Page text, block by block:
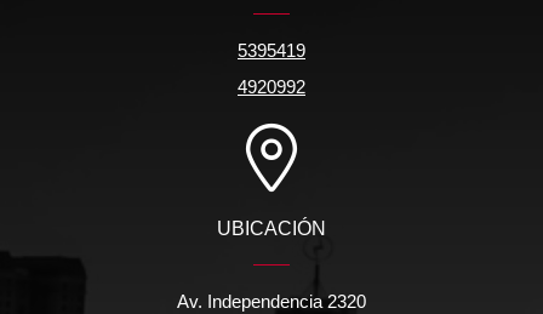
5395419
4920992
UBICACIÓN
Av. Independencia 2320